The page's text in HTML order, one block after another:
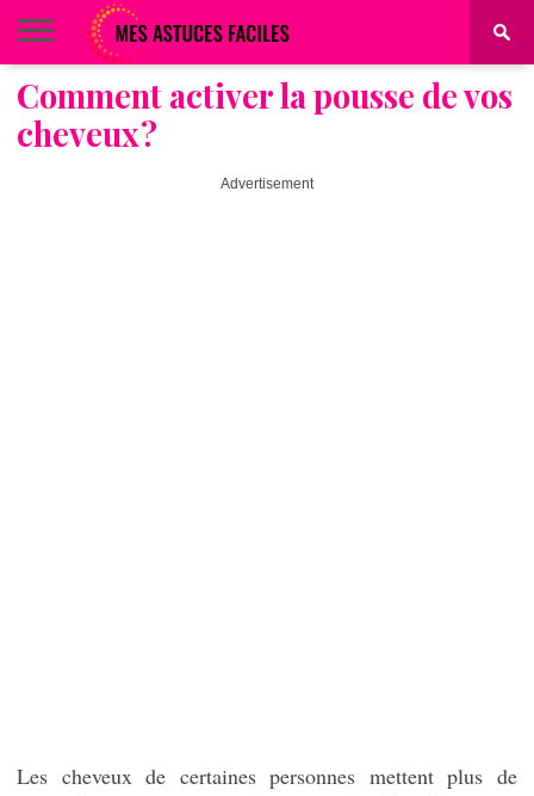
BEAUTÉ
COIFFURE
ALIMENTATION
MAQUILLAGE
MAISON
Comment activer la pousse de vos
cheveux ?
Advertisement
Les cheveux de certaines personnes mettent plus de